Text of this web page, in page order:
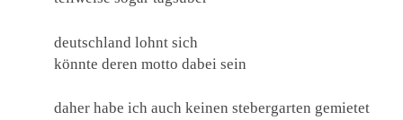
deutschland lohnt sich
könnte deren motto dabei sein
daher habe ich auch keinen stebergarten gemietet